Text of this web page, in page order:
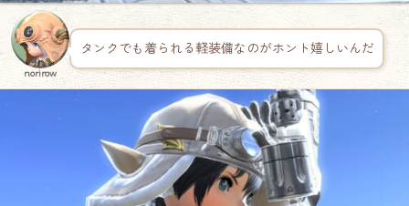
norirow
タンクでも着られる軽装備なのがホント嬉しいんだ